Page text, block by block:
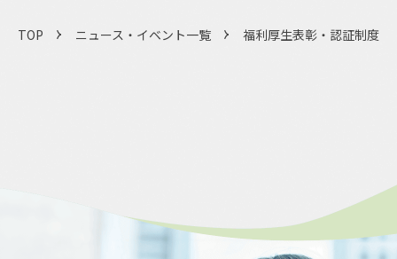
TOP ニュース・イベント一覧 福利厚生表彰・認証制度